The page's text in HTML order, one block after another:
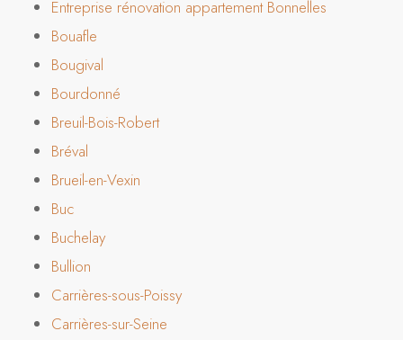
Entreprise rénovation appartement Bonnelles
Bouafle
Bougival
Bourdonné
Breuil-Bois-Robert
Bréval
Brueil-en-Vexin
Buc
Buchelay
Bullion
Carrières-sous-Poissy
Carrières-sur-Seine